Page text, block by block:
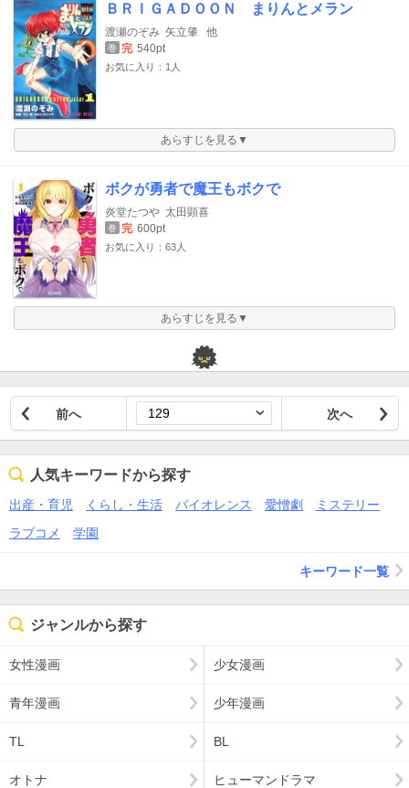
ＢＲＩＧＡＤＯＯＮ まりんとメラン
渡瀬のぞみ 矢立肇 他
巻 完 540pt
お気に入り：1人
あらすじを見る▼
ボクが勇者で魔王もボクで
炎堂たつや 太田顕喜
巻 完 600pt
お気に入り：63人
あらすじを見る▼
前へ 次へ
人気キーワードから探す
出産・育児 くらし・生活 バイオレンス 愛憎劇
ミステリー
ラブコメ
学園
キーワード一覧
ジャンルから探す
女性漫画 少女漫画
青年漫画 少年漫画
TL BL
オトナ ヒューマンドラマ